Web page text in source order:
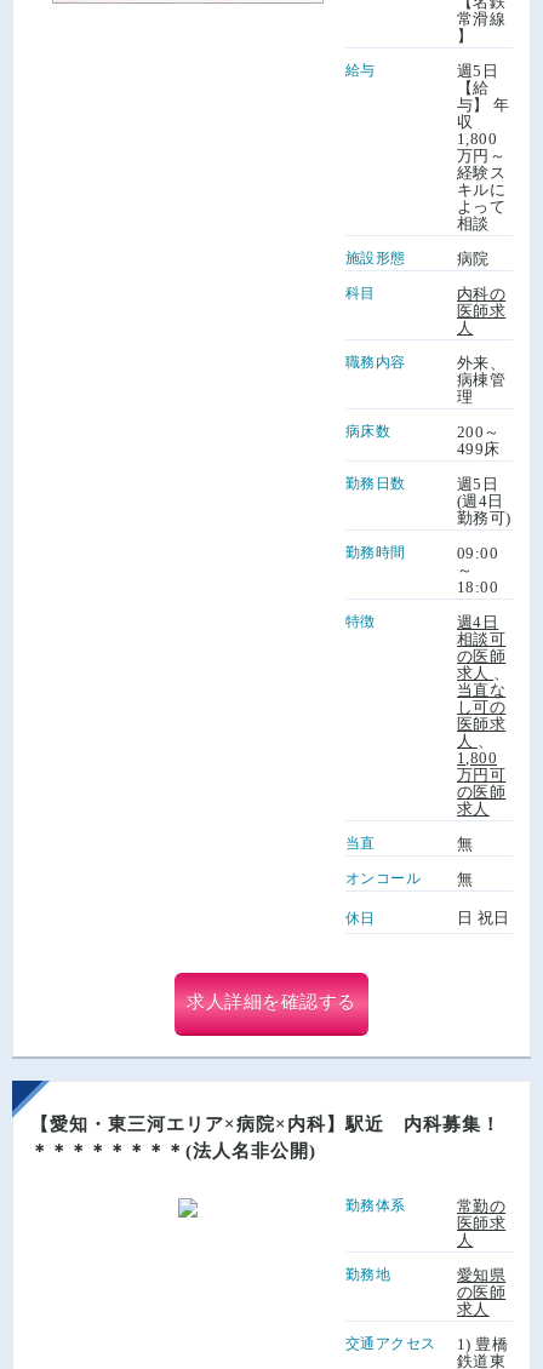
常滑線
】
給与
週5日
【給
与】 年
収
1,800
万円～
経験ス
キルに
よって
相談
施設形態 病院
科目
内科の
医師求
人
職務内容
外来、
病棟管
理
病床数
200～
499床
勤務日数
週5日
(週4日
勤務可)
勤務時間
09:00
～
18:00
特徴
週4日
相談可
の医師
求人
当直な
し可の
医師求
人
1,800
万円可
の医師
求人
当直 無
オンコール 無
休日 日 祝日
求人詳細を確認する
【愛知・東三河エリア×病院×内科】駅近 内科募集！
＊＊＊＊＊＊＊＊(法人名非公開)
勤務体系
常勤の
医師求
人
勤務地
愛知県
の医師
求人
交通アクセス
1) 豊橋
鉄道東